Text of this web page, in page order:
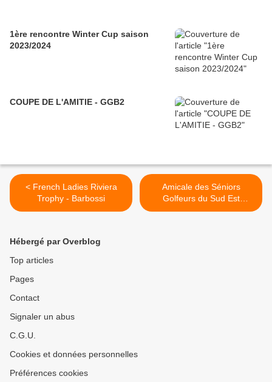
1ère rencontre Winter Cup saison
2023/2024
COUPE DE L'AMITIE - GGB2
< French Ladies Riviera
Trophy - Barbossi
Amicale des Séniors
Golfeurs du Sud Est
(ASGSE) : TROPHEE
Hébergé par Overblog
Top articles
Pages
Contact
Signaler un abus
C.G.U.
Cookies et données personnelles
Préférences cookies